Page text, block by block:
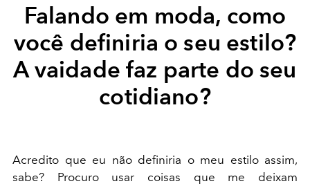
Falando em moda, como
você definiria o seu estilo?
A vaidade faz parte do seu
cotidiano?
Acredito que eu não definiria o meu estilo assim,
sabe? Procuro usar coisas que me deixam